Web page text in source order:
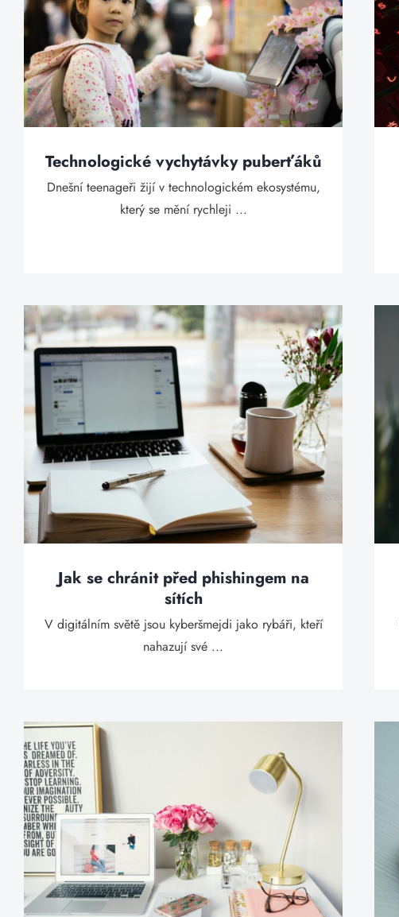
Technologické vychytávky puberťáků
Dnešní teenageři žijí v technologickém ekosystému,
který se mění rychleji ...
Jak se chránit před phishingem na
sítích
V digitálním světě jsou kyberšmejdi jako rybáři, kteří
nahazují své ...